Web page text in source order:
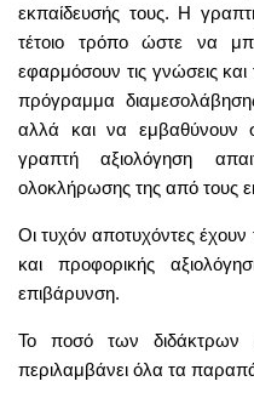
εκπαίδευσής τους. Η
τέτοιο τρόπο ώστε να
εφαρμόσουν τις γνώσεις
πρόγραμμα
αλλά και να εμβαθύνουν
γραπτή αξιολόγηση
ολοκλήρωσης της από τους
Οι τυχόν αποτυχόντες έχουν
και προφορικής
επιβάρυνση.
Το ποσό των διδάκτρων
περιλαμβάνει όλα τα